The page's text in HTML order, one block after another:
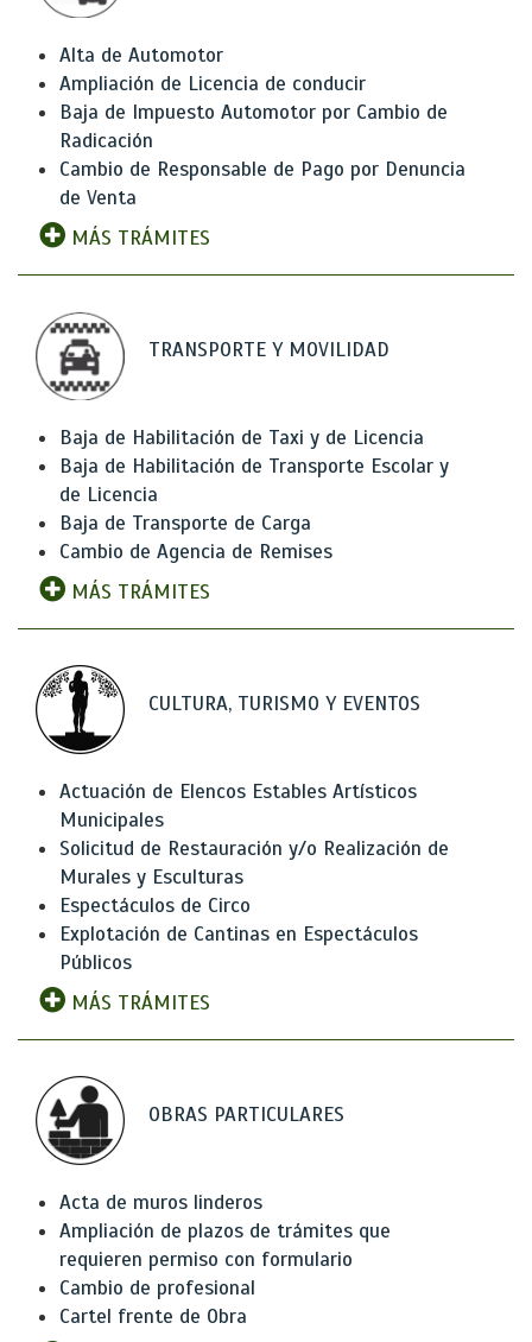
Alta de Automotor
Ampliación de Licencia de conducir
Baja de Impuesto Automotor por Cambio de
Radicación
Cambio de Responsable de Pago por Denuncia
de Venta
MÁS TRÁMITES
TRANSPORTE Y MOVILIDAD
Baja de Habilitación de Taxi y de Licencia
Baja de Habilitación de Transporte Escolar y
de Licencia
Baja de Transporte de Carga
Cambio de Agencia de Remises
MÁS TRÁMITES
CULTURA, TURISMO Y EVENTOS
Actuación de Elencos Estables Artísticos
Municipales
Solicitud de Restauración y/o Realización de
Murales y Esculturas
Espectáculos de Circo
Explotación de Cantinas en Espectáculos
Públicos
MÁS TRÁMITES
OBRAS PARTICULARES
Acta de muros linderos
Ampliación de plazos de trámites que
requieren permiso con formulario
Cambio de profesional
Cartel frente de Obra